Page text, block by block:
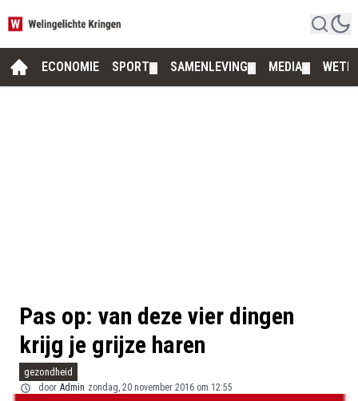
ECONOMIE SPORT SAMENLEVING MEDIA
Pas op: van deze vier dingen
krijg je grijze haren
gezondheid
door Admin zondag, 20 november 2016 om 12:55